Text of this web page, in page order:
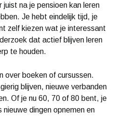
juist na je pensioen kan leren
Je hebt eindelijk tijd, je
zelf kiezen wat je interessant
dat actief blijven leren
te houden.
over boeken of cursussen.
blijven, nieuwe verbanden
Of je nu 60, 70 of 80 bent, je
nieuwe dingen opnemen en